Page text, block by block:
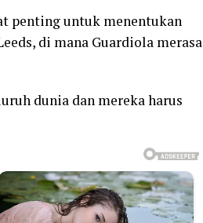
penting untuk menentukan
di mana Guardiola merasa
dunia dan mereka harus